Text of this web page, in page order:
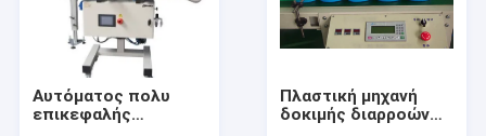
Αυτόματος πολυ
επικεφαλής
Πλαστική μηχανή
δοκιμής διαρροών